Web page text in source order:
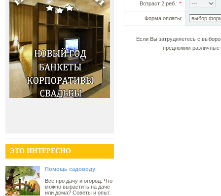
ЭТО ИНТЕРЕСНО
Помощь садоводу
Все про дачу и огород. Что
можно вырастить на даче
или дома? Советы и опыт.
Возраст 2 реб.: *:
Форма оплаты:
Если Вы затрудняетесь с
предложим различные